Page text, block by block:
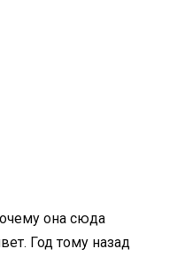
она сюда
Год тому назад